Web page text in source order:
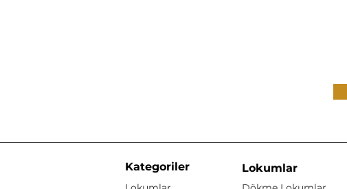
Kategoriler Lokumlar